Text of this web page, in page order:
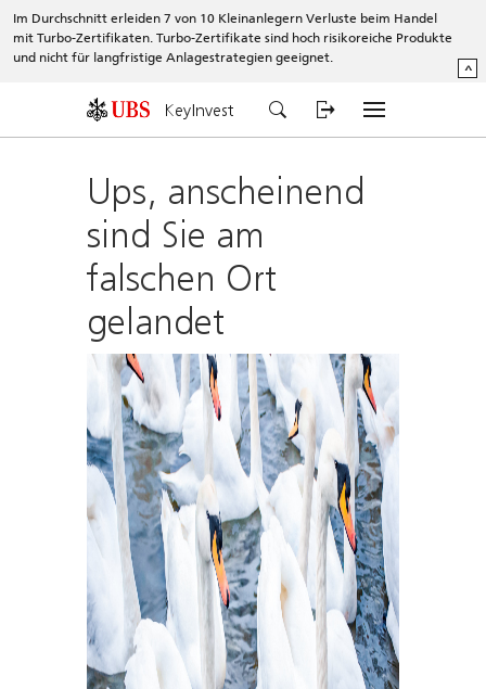
Im Durchschnitt erleiden 7 von 10 Kleinanlegern Verluste beim Handel
mit Turbo-Zertifikaten. Turbo-Zertifikate sind hoch risikoreiche Produkte
und nicht für langfristige Anlagestrategien geeignet.
^
KeyInvest
Ups, anscheinend
sind Sie am
falschen Ort
gelandet